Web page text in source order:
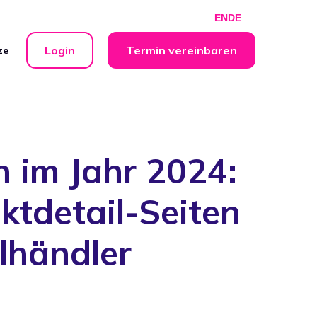
ENDE
Login Termin vereinbaren
im Jahr 2024:
Seiten